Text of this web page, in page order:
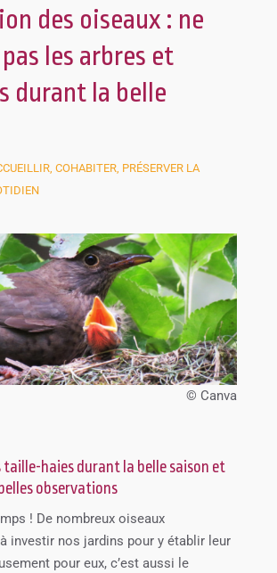
des oiseaux : ne
les arbres et
durant la belle
COHABITER, PRÉSERVER LA
© Canva
taille-haies durant la belle saison et
observations
! De nombreux oiseaux
investir nos jardins pour y établir leur
pour eux, c’est aussi le